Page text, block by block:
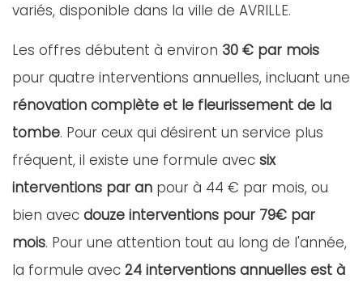
variés, disponible dans la ville de AVRILLE.
Les offres débutent à environ 30 € par mois
pour quatre interventions annuelles, incluant une
rénovation complète et le fleurissement de la
tombe. Pour ceux qui désirent un service plus
fréquent, il existe une formule avec six
interventions par an pour à 44 € par mois, ou
bien avec douze interventions pour 79€ par
mois. Pour une attention tout au long de l'année,
la formule avec 24 interventions annuelles est à